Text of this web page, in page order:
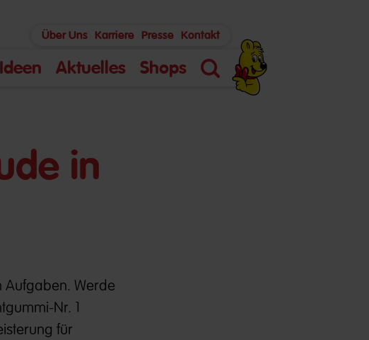
Ideen Aktuelles Shops
Suche
Über Uns Karriere Presse Kontakt
in
Aufgaben. Werde
Nr. 1
für